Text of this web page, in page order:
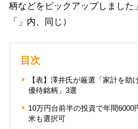
柄などをピックアップしました
「」内、同じ）
目次
【表】澤井氏が厳選「家計を助
優待銘柄」3選
10万円台前半の投資で年間6000
米も選択可